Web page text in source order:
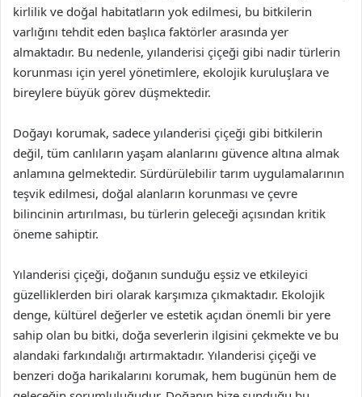
kirlilik ve doğal habitatların yok edilmesi, bu bitkilerin
varlığını tehdit eden başlıca faktörler arasında yer
almaktadır. Bu nedenle, yılanderisi çiçeği gibi nadir türlerin
korunması için yerel yönetimlere, ekolojik kuruluşlara ve
bireylere büyük görev düşmektedir.
Doğayı korumak, sadece yılanderisi çiçeği gibi bitkilerin
değil, tüm canlıların yaşam alanlarını güvence altına almak
anlamına gelmektedir. Sürdürülebilir tarım uygulamalarının
teşvik edilmesi, doğal alanların korunması ve çevre
bilincinin artırılması, bu türlerin geleceği açısından kritik
öneme sahiptir.
Yılanderisi çiçeği, doğanın sunduğu eşsiz ve etkileyici
güzelliklerden biri olarak karşımıza çıkmaktadır. Ekolojik
denge, kültürel değerler ve estetik açıdan önemli bir yere
sahip olan bu bitki, doğa severlerin ilgisini çekmekte ve bu
alandaki farkındalığı artırmaktadır. Yılanderisi çiçeği ve
benzeri doğa harikalarını korumak, hem bugünün hem de